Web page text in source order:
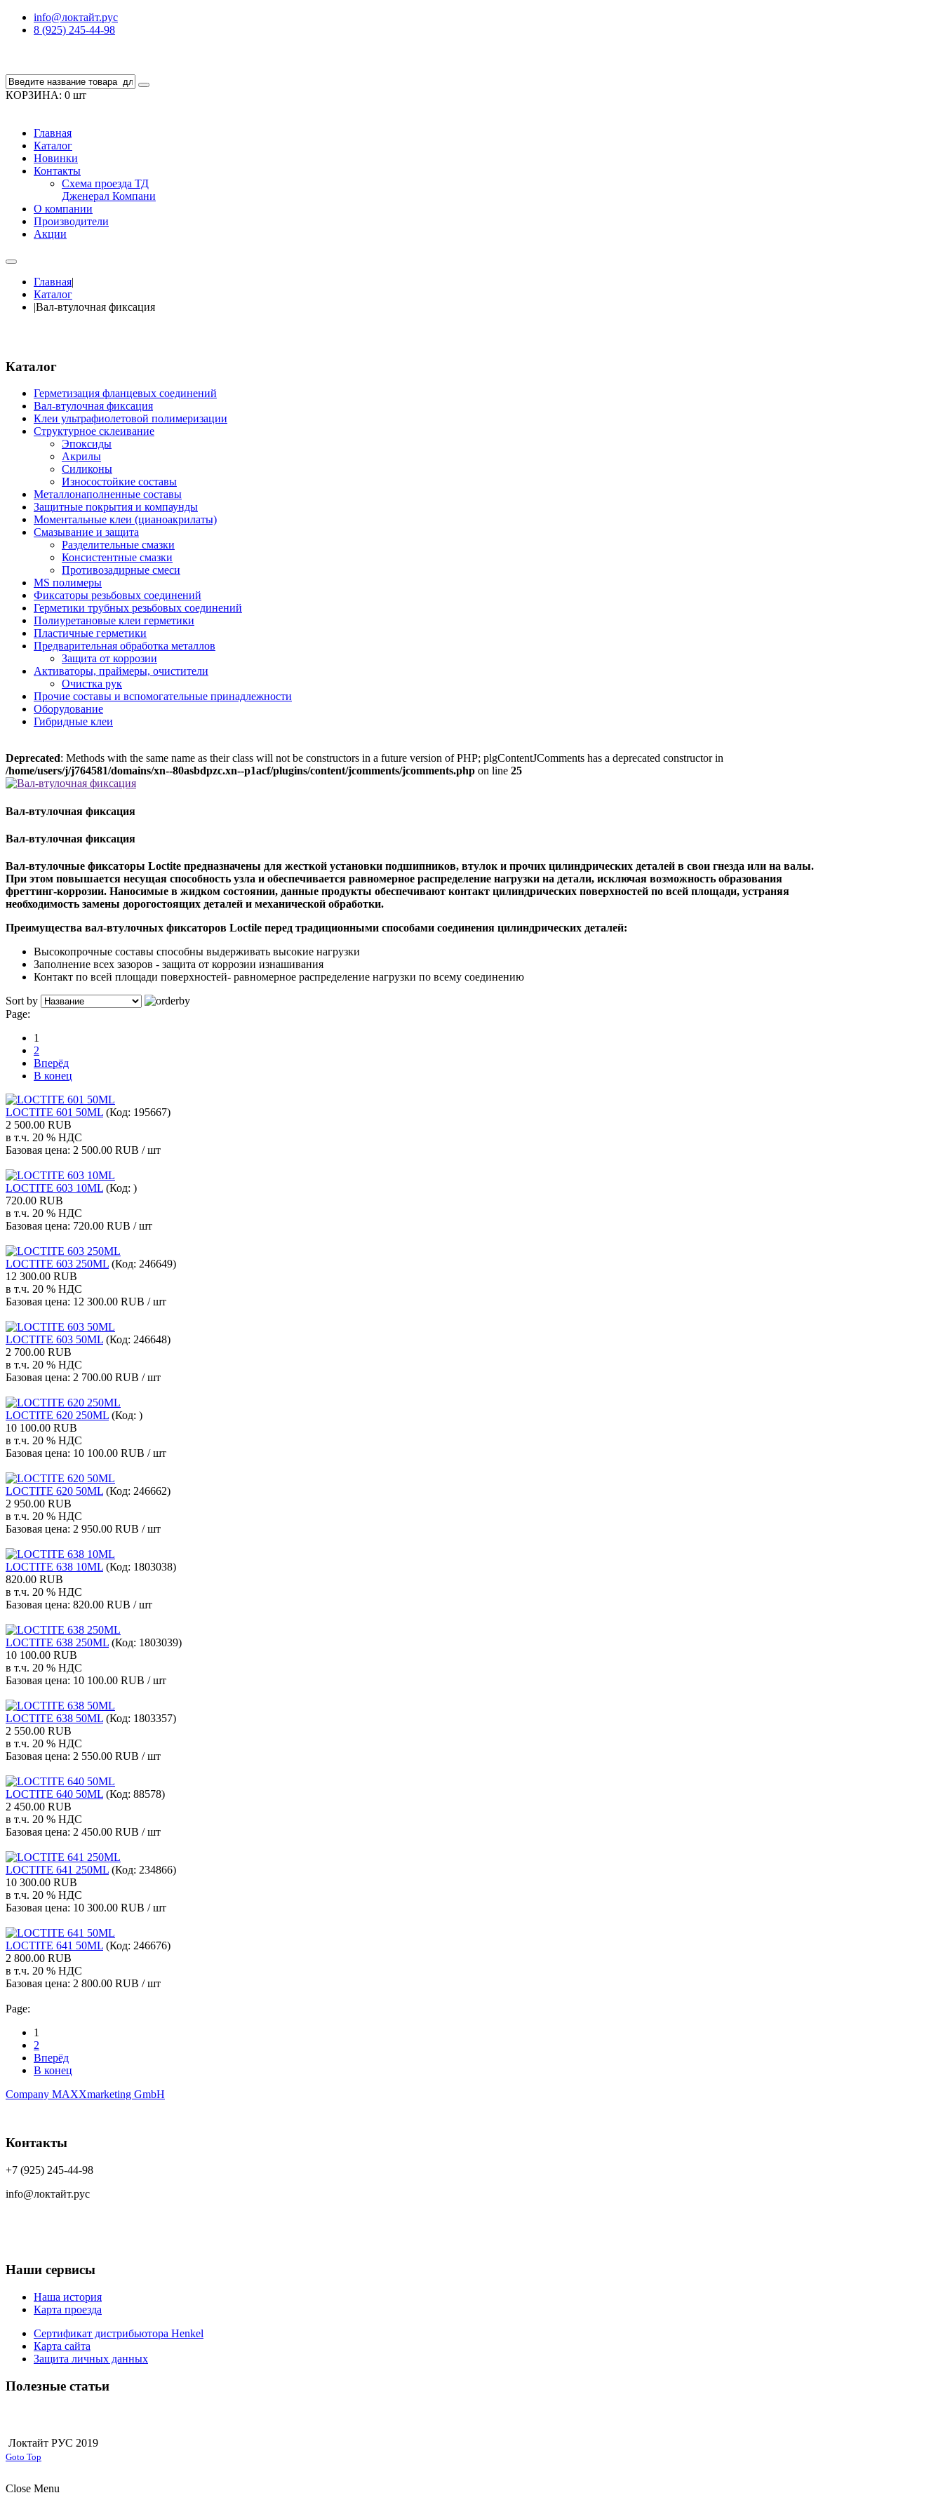
info@локтайт.рус
8 (925) 245-44-98
КОРЗИНА: 0 шт
Главная
Каталог
Новинки
Контакты
Схема проезда ТД
Дженерал Компани
О компании
Производители
Акции
Главная|
Каталог
|Вал-втулочная фиксация
Каталог
Герметизация фланцевых соединений
Вал-втулочная фиксация
Клеи ультрафиолетовой полимеризации
Структурное склеивание
Эпоксиды
Акрилы
Силиконы
Износостойкие составы
Металлонаполненные составы
Защитные покрытия и компаунды
Моментальные клеи (цианоакрилаты)
Смазывание и защита
Разделительные смазки
Консистентные смазки
Противозадирные смеси
MS полимеры
Фиксаторы резьбовых соединений
Герметики трубных резьбовых соединений
Полиуретановые клеи герметики
Пластичные герметики
Предварительная обработка металлов
Защита от коррозии
Активаторы, праймеры, очистители
Очистка рук
Прочие составы и вспомогательные принадлежности
Оборудование
Гибридные клеи
Deprecated: Methods with the same name as their class will not be constructors in a future version of PHP; plgContentJComments has a deprecated constructor in
/home/users/j/j764581/domains/xn--80asbdpzc.xn--p1acf/plugins/content/jcomments/jcomments.php on line 25
Вал-втулочная фиксация
Вал-втулочная фиксация
Вал-втулочные фиксаторы Loctite предназначены для жесткой установки подшипников, втулок и прочих цилиндрических деталей в свои гнезда или на валы.
При этом повышается несущая способность узла и обеспечивается равномерное распределение нагрузки на детали, исключая возможность образования
фреттинг-коррозии. Наносимые в жидком состоянии, данные продукты обеспечивают контакт цилиндрических поверхностей по всей площади, устраняя
необходимость замены дорогостоящих деталей и механической обработки.
Преимущества вал-втулочных фиксаторов Loctile перед традиционными способами соединения цилиндрических деталей:
Высокопрочные составы способны выдерживать высокие нагрузки
Заполнение всех зазоров - защита от коррозии изнашивания
Контакт по всей площади поверхностей- равномерное распределение нагрузки по всему соединению
Sort by
Page:
1
2
Вперёд
В конец
LOCTITE 601 50ML (Код: 195667)
2 500.00 RUB
в т.ч. 20 % НДС
Базовая цена: 2 500.00 RUB / шт
LOCTITE 603 10ML (Код: )
720.00 RUB
в т.ч. 20 % НДС
Базовая цена: 720.00 RUB / шт
LOCTITE 603 250ML (Код: 246649)
12 300.00 RUB
в т.ч. 20 % НДС
Базовая цена: 12 300.00 RUB / шт
LOCTITE 603 50ML (Код: 246648)
2 700.00 RUB
в т.ч. 20 % НДС
Базовая цена: 2 700.00 RUB / шт
LOCTITE 620 250ML (Код: )
10 100.00 RUB
в т.ч. 20 % НДС
Базовая цена: 10 100.00 RUB / шт
LOCTITE 620 50ML (Код: 246662)
2 950.00 RUB
в т.ч. 20 % НДС
Базовая цена: 2 950.00 RUB / шт
LOCTITE 638 10ML (Код: 1803038)
820.00 RUB
в т.ч. 20 % НДС
Базовая цена: 820.00 RUB / шт
LOCTITE 638 250ML (Код: 1803039)
10 100.00 RUB
в т.ч. 20 % НДС
Базовая цена: 10 100.00 RUB / шт
LOCTITE 638 50ML (Код: 1803357)
2 550.00 RUB
в т.ч. 20 % НДС
Базовая цена: 2 550.00 RUB / шт
LOCTITE 640 50ML (Код: 88578)
2 450.00 RUB
в т.ч. 20 % НДС
Базовая цена: 2 450.00 RUB / шт
LOCTITE 641 250ML (Код: 234866)
10 300.00 RUB
в т.ч. 20 % НДС
Базовая цена: 10 300.00 RUB / шт
LOCTITE 641 50ML (Код: 246676)
2 800.00 RUB
в т.ч. 20 % НДС
Базовая цена: 2 800.00 RUB / шт
Page:
1
2
Вперёд
В конец
Company MAXXmarketing GmbH
Контакты
+7 (925) 245-44-98
info@локтайт.рус
Наши сервисы
Наша история
Карта проезда
Сертификат дистрибьютора Henkel
Карта сайта
Защита личных данных
Полезные статьи
Локтайт РУС 2019
Joomla! 3 Templates
Goto Top
Close Menu